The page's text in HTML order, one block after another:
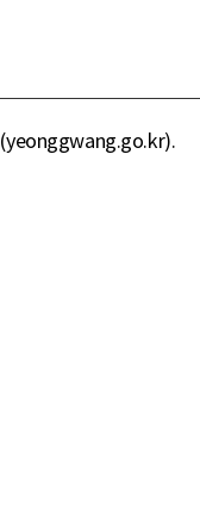
(yeonggwang.go.kr).